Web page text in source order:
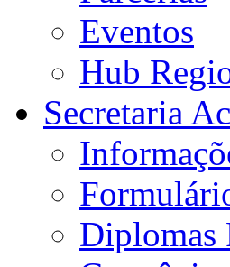
Eventos
Hub
Secretaria
Diplomas